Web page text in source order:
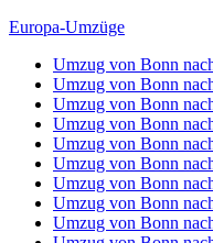
Europa-Umzüge
Umzug von Bonn
Umzug von Bonn
Umzug von Bonn
Umzug von Bonn
Umzug von Bonn
Umzug von Bonn
Umzug von Bonn
Umzug von Bonn
Umzug von Bonn